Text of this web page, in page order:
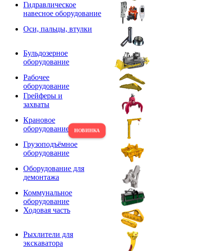
Гидравлическое
навесное оборудование
Оси, пальцы, втулки
Бульдозерное
оборудование
Рабочее
оборудование
Грейферы и
захваты
Крановое
оборудование
Грузоподъёмное
оборудование
Оборудование для
демонтажа
Коммунальное
оборудование
Ходовая часть
Рыхлители для
экскаватора